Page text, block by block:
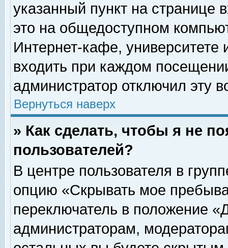
указанный пункт на
это на общедоступном
Интернет-кафе, университете
входить при каждом
администратор отключил эту
Вернуться наверх
» Как сделать, чтобы я не
пользователей?
В центре пользователя в
опцию «Скрывать мое
переключатель в положение
администраторам,